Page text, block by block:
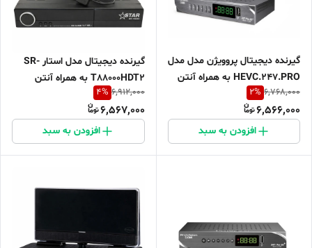
گیرنده دیجیتال پروویژن مدل مدل
HEVC.247.PRO به همراه آنتن
هوایی استار
6,768,000
2%
6,566,000
افزودن به سبد
گیرنده دیجیتال مدل استار SR-
T88000HDT2 به همراه آنتن
رومیزی هانی
6,912,000
4%
6,567,000
افزودن به سبد